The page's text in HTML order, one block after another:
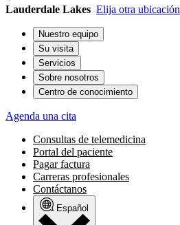
Lauderdale Lakes Elija otra ubicación
Nuestro equipo
Su visita
Servicios
Sobre nosotros
Centro de conocimiento
Agenda una cita
Consultas de telemedicina
Portal del paciente
Pagar factura
Carreras profesionales
Contáctanos
Español